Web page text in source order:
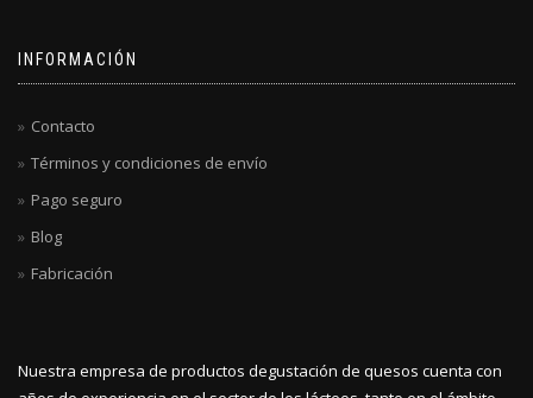
INFORMACIÓN
Contacto
Términos y condiciones de envío
Pago seguro
Blog
Fabricación
Nuestra empresa de productos degustación de quesos cuenta con